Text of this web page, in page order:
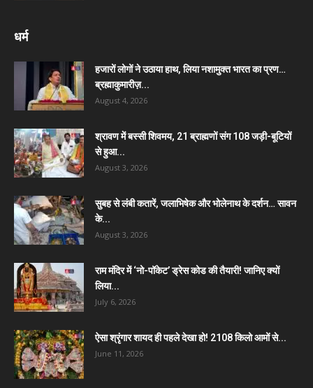
धर्म
हजारों लोगों ने उठाया हाथ, लिया नशामुक्त भारत का प्रण…
ब्रह्माकुमारीज़...
August 4, 2026
श्रावण में बस्सी शिवमय, 21 ब्राह्मणों संग 108 जड़ी-बूटियों
से हुआ...
August 3, 2026
सुबह से लंबी कतारें, जलाभिषेक और भोलेनाथ के दर्शन… सावन
के...
August 3, 2026
राम मंदिर में ‘नो-पॉकेट’ ड्रेस कोड की तैयारी! जानिए क्यों
लिया...
July 6, 2026
ऐसा श्रृंगार शायद ही पहले देखा हो! 2108 किलो आमों से...
June 11, 2026